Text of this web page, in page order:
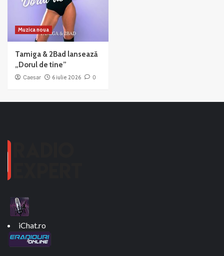
Muzica noua
Tamiga & 2Bad lansează
„Dorul de tine”
Caesar 6 iulie 2026 0
iChat.ro